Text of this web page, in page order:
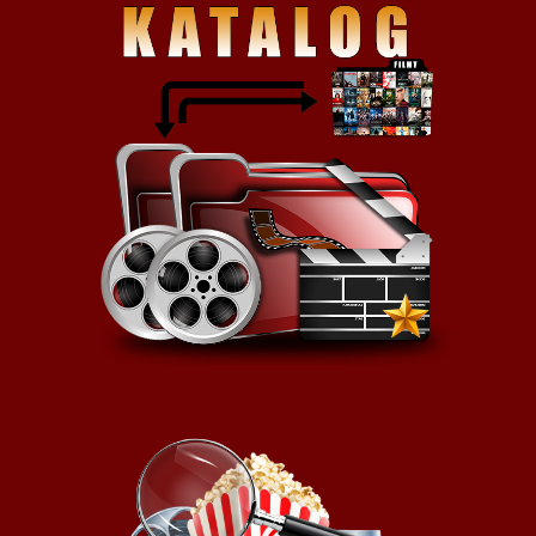
jazda na maksa, bo nic nie jest
takie jakim się z pozoru wydaje a
tropy zdają się mnożyć…
Film jest na prawdę świetnie
zrealizowany, a napięcie
budowane zaiste po
mistrzowsku. Przez 3/4 filmu nie
ginie żadna z głównych postaci,
a mimo to – widz z napięcia nie
może niemal usiedzieć na
miejscu (nie jest to typowa
amerykańska kicha, gdzie giną
niedociągnięcia w fabule;). Do
samego końca nie wiadomo, kto
jest psycholem, chociaż krąg